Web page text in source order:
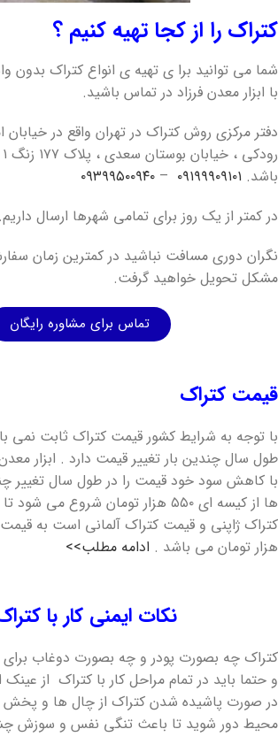
کتراک را از کجا تهیه کنیم ؟
شما می توانید برا ی تهیه ی انواع کتراک بدون
با ابزار معدن فرزاد در تماس باشید.
دفتر مرکزی روش کتراک در تهران واقع در خیابان
باشد. ۰۹۱۹۹۹۰۹۱۰۱ – ۰۹۳۹۹۵۰۰۹۴۰
در کمتر از یک روز برای تمامی شهرها ارسال داریم.
نگران دوری مسافت نباشید در کمترین زمان
مشکل تحویل خواهید گرفت.
تماس برای مشاوره رایگان
قیمت کتراک
با توجه به شرایط کشور قیمت کتراک ثابت نمی
طول سال چندین بار تغییر قیمت دارد . ابزار
با کاهش سود خود قیمت را در طول سال تغییر
ها از کیسه ای ۵۵۰ هزار تومان شروع می
هزار تومان می باشد . ادامه مطلب>>
نکات ایمنی کار با
کتراک چه بصورت پودر و چه بصورت دوغاب
و حتما باید در تمام مراحل کار با کتراک از
در صورت پاشیده شدن کتراک از چال ها و پخش
محیط دور شوید تا باعث تنگی نفس و سوزش